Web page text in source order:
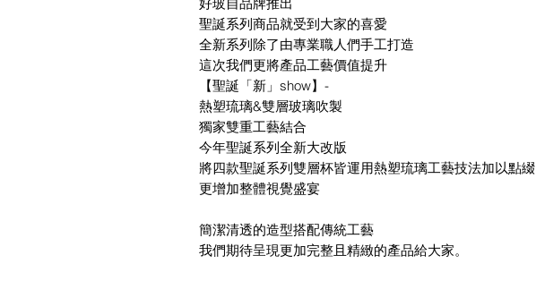
聖誕系列商品就受到大家的喜愛
全新系列除了由專業職人們手工打造
這次我們更將產品工藝價值提升
【聖誕「新」show】-
熱塑琉璃&雙層玻璃吹製
獨家雙重工藝結合
今年聖誕系列全新大改版
將四款聖誕系列雙層杯皆運用熱塑琉璃工藝技法加以點綴
更增加整體視覺盛宴
簡潔清透的造型搭配傳統工藝
我們期待呈現更加完整且精緻的產品給大家。